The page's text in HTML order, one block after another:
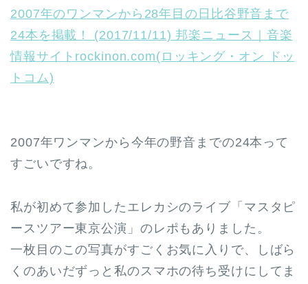
2007年のワンマンから28年目の日比谷野音まで
24本を掲載！ (2017/11/11) 邦楽ニュース｜音楽
情報サイトrockinon.com(ロッキング・オン ドッ
トコム)
2007年ワンマンから今年の野音までの24本って
すごいですね。
私が初めて参加したエレカシのライブ「マスタピ
ースツアー東京公演」のレポもありました。
一枚目のこの写真がすごくお気に入りで、しばら
くのあいだずっと私のスマホの待ち受けにしてま